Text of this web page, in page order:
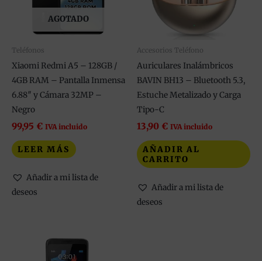
AGOTADO
Teléfonos
Xiaomi Redmi A5 – 128GB /
4GB RAM – Pantalla Inmensa
6.88″ y Cámara 32MP –
Negro
99,95 € IVA incluido
LEER MÁS
Añadir a mi lista de
deseos
Accesorios Teléfono
Auriculares Inalámbricos
BAVIN BH13 – Bluetooth 5.3,
Estuche Metalizado y Carga
Tipo-C
13,90 € IVA incluido
AÑADIR AL
CARRITO
Añadir a mi lista de
deseos